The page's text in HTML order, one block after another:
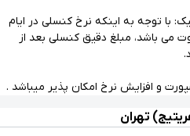
با توجه به اینکه نرخ کنسلی در ایام
می باشد، مبلغ دقیق کنسلی بعد از
و افزایش نرخ امکان پذیر میباشد .
تهران